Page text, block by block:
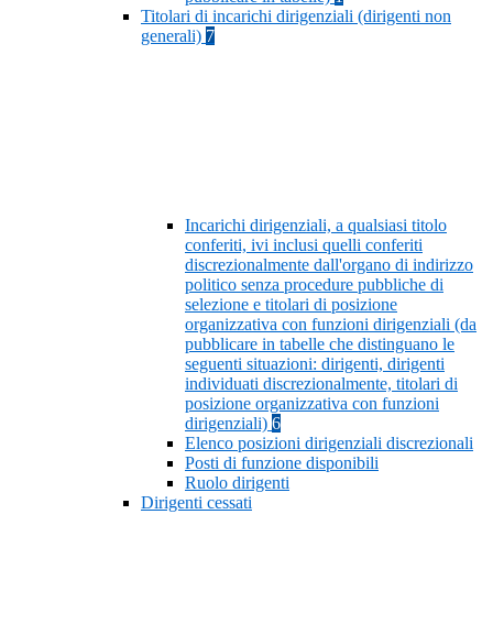
Titolari di incarichi dirigenziali (dirigenti non
generali) 7
Incarichi dirigenziali, a qualsiasi titolo
conferiti, ivi inclusi quelli conferiti
discrezionalmente dall'organo di indirizzo
politico senza procedure pubbliche di
selezione e titolari di posizione
organizzativa con funzioni dirigenziali (da
pubblicare in tabelle che distinguano le
seguenti situazioni: dirigenti, dirigenti
individuati discrezionalmente, titolari di
posizione organizzativa con funzioni
dirigenziali) 6
Elenco posizioni dirigenziali discrezionali
Posti di funzione disponibili
Ruolo dirigenti
Dirigenti cessati